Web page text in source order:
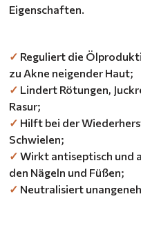
Eigenschaften.
✓ Reguliert die
zu Akne neigender Haut;
✓ Lindert Rötungen,
Rasur;
✓ Hilft bei der
Schwielen;
✓ Wirkt antiseptisch und
den Nägeln und Füßen;
✓ Neutralisiert